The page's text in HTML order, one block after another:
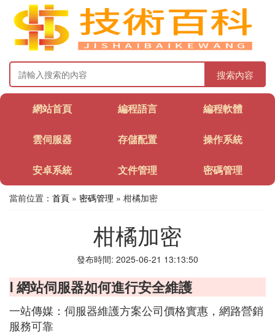
搜索內容
網站首頁 編程語言 編程軟體
雲伺服器 存儲配置 操作系統
安卓系統 文件管理 密碼管理
當前位置： 首頁 » 密碼管理 » 柑橘加密
柑橘加密
發布時間: 2025-06-21 13:13:50
Ⅰ 網站伺服器如何進行安全維護
一站傳媒：伺服器維護方案公司價格實惠，網路營銷
服務可靠